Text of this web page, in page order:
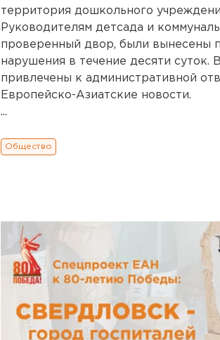
территория дошкольного
Руководителям детсада и
проверенный двор, были вынесены
нарушения в течение десяти суток.
привлечены к административной
Европейско-Азиатские новости.
...
Общество